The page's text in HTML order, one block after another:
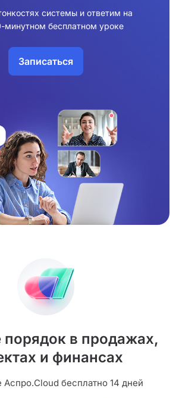
системы и ответим на
минутном бесплатном уроке
Записаться
порядок в продажах,
и финансах
Аспро.Cloud бесплатно 14 дней